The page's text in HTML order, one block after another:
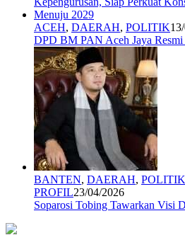
ACEH, DAERAH, POLITIK
DPD BM PAN Aceh Jaya
BANTEN, DAERAH, POLITIK
PROFIL23/04/2026
Soparosi Tobing Tawarkan Visi